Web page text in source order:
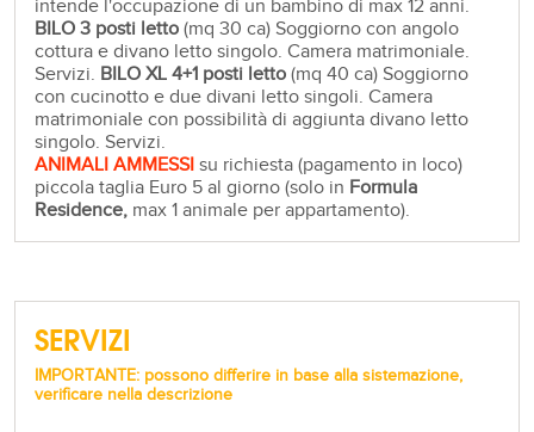
intende l'occupazione di un bambino di max 12 anni.
BILO 3 posti letto (mq 30 ca) Soggiorno con angolo
cottura e divano letto singolo. Camera matrimoniale.
Servizi. BILO XL 4+1 posti letto (mq 40 ca) Soggiorno
con cucinotto e due divani letto singoli. Camera
matrimoniale con possibilità di aggiunta divano letto
singolo. Servizi.
ANIMALI AMMESSI su richiesta (pagamento in loco)
piccola taglia Euro 5 al giorno (solo in Formula
Residence, max 1 animale per appartamento).
SERVIZI
IMPORTANTE: possono differire in base alla sistemazione,
verificare nella descrizione